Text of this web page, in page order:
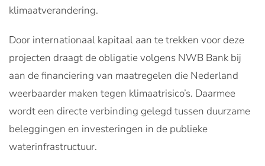
klimaatverandering.
Door internationaal kapitaal aan te trekken voor deze
projecten draagt de obligatie volgens NWB Bank bij
aan de financiering van maatregelen die Nederland
weerbaarder maken tegen klimaatrisico’s. Daarmee
wordt een directe verbinding gelegd tussen duurzame
beleggingen en investeringen in de publieke
waterinfrastructuur.